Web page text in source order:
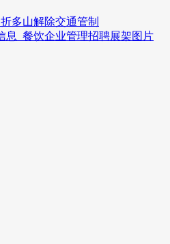
多山解除交通管制
息_餐饮企业管理招聘展架图片